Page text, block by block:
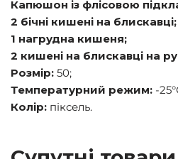
Капюшон із флісовою
2 бічні кишені на блискавці;
1 нагрудна кишеня;
2 кишені на блискавці на
Розмір: 50;
Температурний режим: -
Колір: піксель.